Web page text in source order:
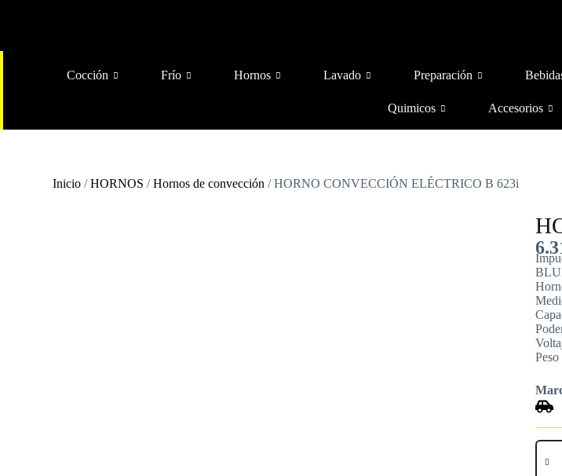
Cocción Frío Hornos Lavado Preparación
Quimicos Accesorios
Inicio /HORNOS /Hornos de convección / HORNO CONVECCIÓN ELÉCTRICO B 623i